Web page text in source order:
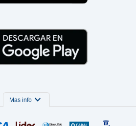
Mas info expand_more